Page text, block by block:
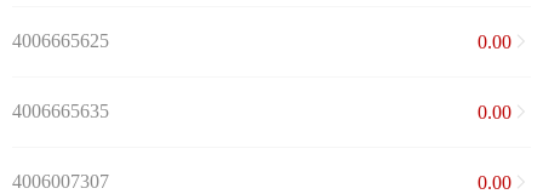
4006665625 0.00
4006665635 0.00
4006007307 0.00